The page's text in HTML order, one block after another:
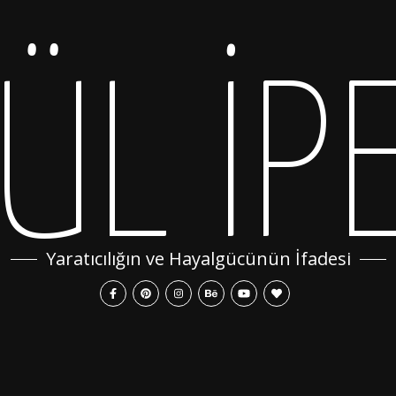
Yaratıcılığın ve Hayalgücünün İfadesi